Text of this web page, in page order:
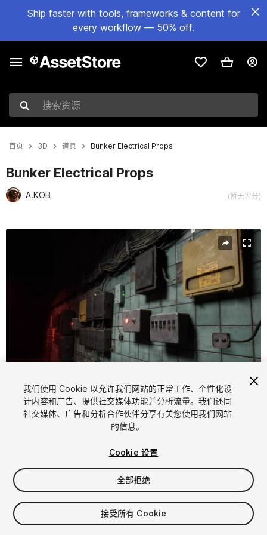
Ship faster with tools, frameworks & content for
every workflow — 50% off.
搜索资源
首页 3D 道具 Bunker Electrical Props
Bunker Electrical Props
A.KOB (暂无评分)
1/6
$4.99
增值税将在结算时计算
我们使用 Cookie 以允许我们网站的正常工作、个性化设
计内容和广告、提供社交媒体功能并分析流量。我们还同
社交媒体、广告和分析合作伙伴分享有关您使用我们网站
的信息。
Cookie 设置
全部拒绝
接受所有 Cookie